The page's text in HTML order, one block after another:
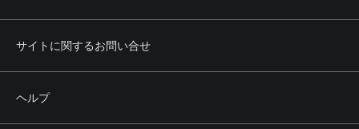
サイトに関するお問い合せ
ヘルプ